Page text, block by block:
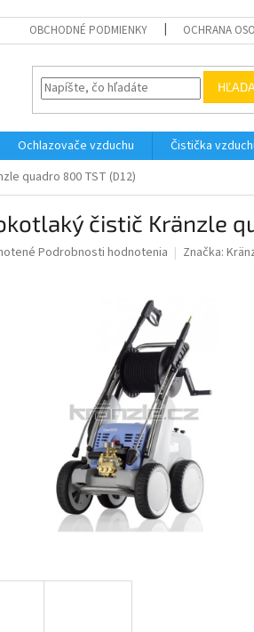
OBCHODNÉ PODMIENKY OCHRANA
Ochlazovače vzduchu Čistička
quadro 800 TST (D12)
čistič Kränzle
Podrobnosti hodnotenia Značka: